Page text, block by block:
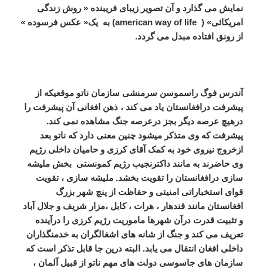
نمایش می گذارد و آن تصویر زیبای فریبنده « روش زندگی
امریکائی» (american way of life) به یک« عکس فرسوده »
از رونق افتاده مبدل می گردد.
آندرس فوگراسموسن سرمنشی سازمان ناتو موقعیکه از
پیشرفت درافغانستان یاد می کند ، ذهن افغانی آن پیشرفت را
درهیچ عرصه دیگر بجز درعرصه جنگ مشاهده نمی کند.
پیشرفت که وی متذکر میشود چنین معنی دارد که ناتو بعد
ازخروج نیروی خود به کمک آقای کرزی و حامیان داخلی رژیم
وی حاضرند به مانند داکترنجیب رژیم کمونستی بخش ملیشه
سازی درافغانستان را تقویت بخشد. ملیشه سازی ، تقویت
قوای استخباراتی امنیتی و حفاظت از پنچ شهر بزرگ
افغانستان مانند قندهار ، هرات ، کابل ،مزار شریف و جلال آباد
و تثبیت قدرت درآن شهرها ماموریت رژیم کرزی را درآینده
تعریف می کند و جنگ از شانه های اشغالگران به خدمنگذاران
داخلی افغان انتقال می یابد. البته درین جا قابل تذکر است که
سازمان های جاسوسی دولت های مهم ناتو از قبیل آلمان ،